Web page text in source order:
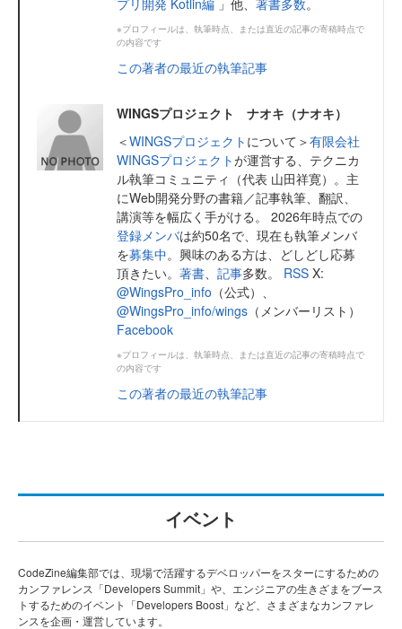
※プロフィールは、執筆時点、または直近の記事の寄稿時点で
の内容です
この著者の最近の執筆記事
WINGSプロジェクト ナオキ（ナオキ）
＜WINGSプロジェクト について＞有限会社
WINGSプロジェクトが運営する、テクニカ
ル執筆コミュニティ（代表 山田祥寛）。主
にWeb開発分野の書籍／記事執筆、翻訳、
講演等を幅広く手がける。 2026年時点での
登録メンバは約50名で、現在も執筆メンバ
を募集中。興味のある方は、どしどし応募
頂きたい。 著書 記事多数。 RSS X:
@WingsPro_info （公式）、
@WingsPro_info/wings （メンバーリスト）
Facebook
※プロフィールは、執筆時点、または直近の記事の寄稿時点で
の内容です
この著者の最近の執筆記事
イベント
CodeZine編集部では、現場で活躍するデベロッパーをスターにするための
カンファレンス「Developers Summit」や、エンジニアの生きざまをブース
トするためのイベント「Developers Boost」など、さまざまなカンファレ
ンスを企画・運営しています。